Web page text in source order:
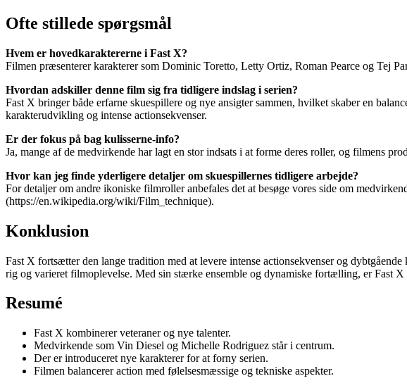
Ofte stillede spørgsmål
Hvem er hovedkaraktererne i Fast X?
Filmen præsenterer karakterer som Dominic Toretto, Letty Ortiz, Roman Pearce og Tej
Hvordan adskiller denne film sig fra tidligere indslag i serien?
Fast X bringer både erfarne skuespillere og nye ansigter sammen, hvilket skaber en
karakterudvikling og intense actionsekvenser.
Er der fokus på bag kulisserne-info?
Ja, mange af de medvirkende har lagt en stor indsats i at forme deres roller, og filmens
Hvor kan jeg finde yderligere detaljer om skuespillernes tidligere arbejde?
For detaljer om andre ikoniske filmroller anbefales det at besøge vores side om
(https://en.wikipedia.org/wiki/Film_technique).
Konklusion
Fast X fortsætter den lange tradition med at levere intense actionsekvenser og
rig og varieret filmoplevelse. Med sin stærke ensemble og dynamiske fortælling, er Fast
Resumé
Fast X kombinerer veteraner og nye talenter.
Medvirkende som Vin Diesel og Michelle Rodriguez står i centrum.
Der er introduceret nye karakterer for at forny serien.
Filmen balancerer action med følelsesmæssige og tekniske aspekter.